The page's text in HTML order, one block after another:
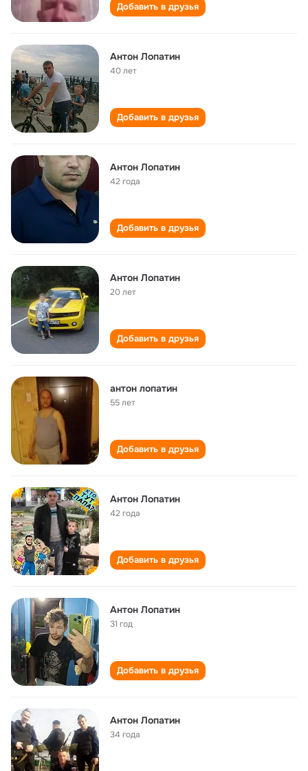
Добавить в друзья
Антон Лопатин
40 лет
Добавить в друзья
Антон Лопатин
42 года
Добавить в друзья
Антон Лопатин
20 лет
Добавить в друзья
антон лопатин
55 лет
Добавить в друзья
Антон Лопатин
42 года
Добавить в друзья
Антон Лопатин
31 год
Добавить в друзья
Антон Лопатин
34 года